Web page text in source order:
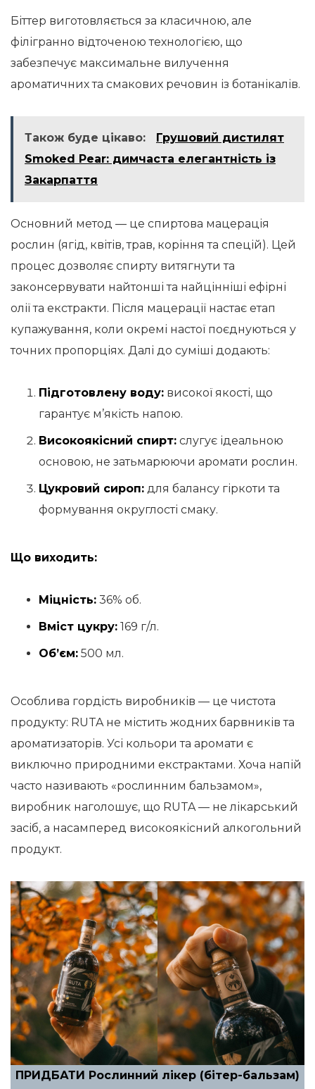
Біттер виготовляється за класичною, але
філігранно відточеною технологією, що
забезпечує максимальне вилучення
ароматичних та смакових речовин із ботанікалів.
Також буде цікаво:
Грушовий дистилят
Smoked Pear: димчаста елегантність із
Закарпаття
Основний метод — це спиртова мацерація
рослин (ягід, квітів, трав, коріння та спецій). Цей
процес дозволяє спирту витягнути та
законсервувати найтонші та найцінніші ефірні
олії та екстракти. Після мацерації настає етап
купажування, коли окремі настої поєднуються у
точних пропорціях. Далі до суміші додають:
Підготовлену воду: високої якості, що
гарантує м’якість напою.
Високоякісний спирт: слугує ідеальною
основою, не затьмарюючи аромати рослин.
Цукровий сироп: для балансу гіркоти та
формування округлості смаку.
Що виходить:
Міцність: 36% об.
Вміст цукру: 169 г/л.
Об’єм: 500 мл.
Особлива гордість виробників — це чистота
продукту: RUTA не містить жодних барвників та
ароматизаторів. Усі кольори та аромати є
виключно природними екстрактами. Хоча напій
часто називають «рослинним бальзамом»,
виробник наголошує, що RUTA — не лікарський
засіб, а насамперед високоякісний алкогольний
продукт.
ПРИДБАТИ Рослинний лікер (бітер-бальзам)